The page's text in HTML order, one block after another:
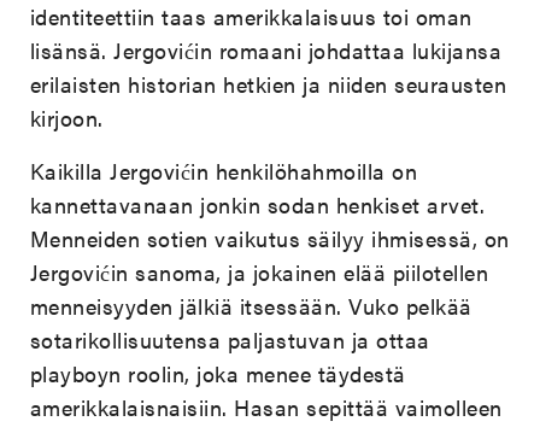
identiteettiin taas amerikkalaisuus toi oman
lisänsä. Jergovićin romaani johdattaa lukijansa
erilaisten historian hetkien ja niiden seurausten
kirjoon.
Kaikilla Jergovićin henkilöhahmoilla on
kannettavanaan jonkin sodan henkiset arvet.
Menneiden sotien vaikutus säilyy ihmisessä, on
Jergovićin sanoma, ja jokainen elää piilotellen
menneisyyden jälkiä itsessään. Vuko pelkää
sotarikollisuutensa paljastuvan ja ottaa
playboyn roolin, joka menee täydestä
amerikkalaisnaisiin. Hasan sepittää vaimolleen